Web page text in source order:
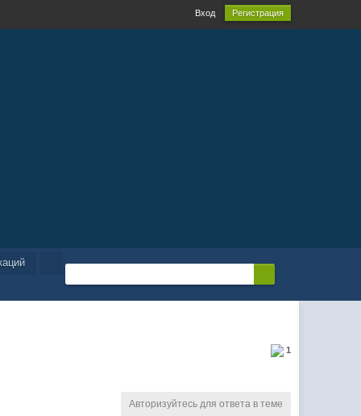
Вход Регистрация
1
Авторизуйтесь для ответа в теме